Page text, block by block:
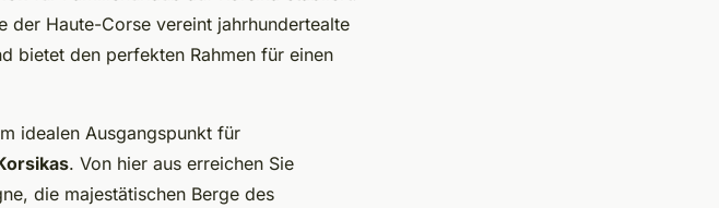
der Haute-Corse vereint jahrhundertealte
bietet den perfekten Rahmen für einen
idealen Ausgangspunkt für
. Von hier aus erreichen Sie
die majestätischen Berge des